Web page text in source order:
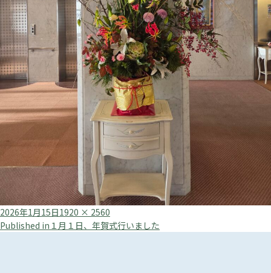
Posted
on
2026年1月15日Full
size
1920 × 2560
投
Published in １月１日、年賀式行いました